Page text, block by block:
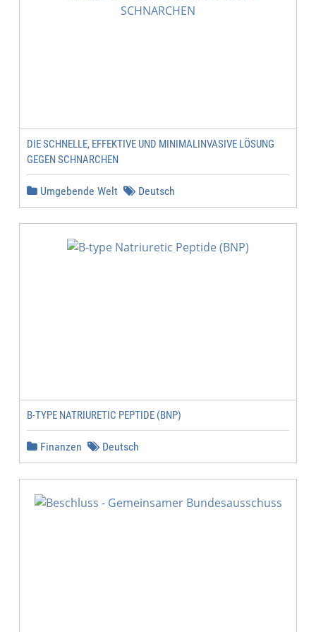
DIE SCHNELLE, EFFEKTIVE UND MINIMALINVASIVE LÖSUNG
GEGEN SCHNARCHEN
Umgebende Welt Deutsch
B-TYPE NATRIURETIC PEPTIDE (BNP)
Finanzen Deutsch